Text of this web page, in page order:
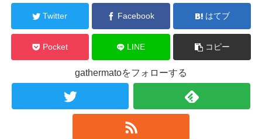
Twitter Facebook はてブ
Pocket LINE コピー
gathermatoをフォローする